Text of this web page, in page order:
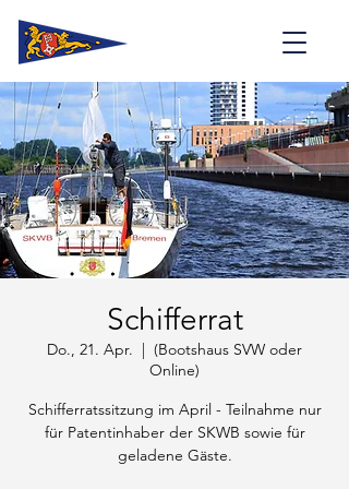
Schifferrat
Do., 21. Apr.
  |
(Bootshaus SVW oder
Online)
Schifferratssitzung im April - Teilnahme nur
für Patentinhaber der SKWB sowie für
geladene Gäste.